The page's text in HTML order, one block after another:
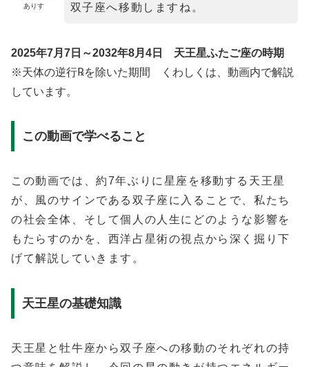
ありす
双子座へ移動しますね。
2025年7月7日～2032年8月4日 天王星ふたご座の時期
※天体の逆行℞を除いた期間 くわしくは、動画内で解説
しています。
この動画で学べること
この動画では、約7年ぶりに星座を移動する天王星
が、風のサインである双子座に入ることで、私たち
の社会全体、そして個人の人生にどのような影響を
もたらすのかを、西洋占星術の視点から深く掘り下
げて解説していきます。
天王星の基礎知識
天王星と牡牛座から双子座への移動のそれぞれの持